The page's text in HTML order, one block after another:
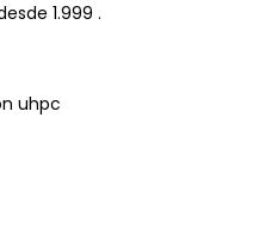
1.999 .